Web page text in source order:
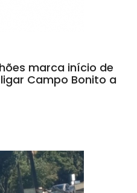
marca início de
Campo Bonito a